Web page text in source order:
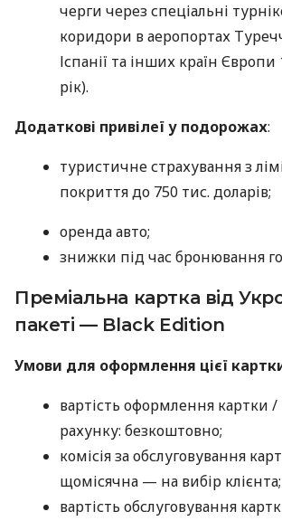
черги через спеціальні
коридори в аеропортах
Іспанії та інших країн Європи
рік).
Додаткові привілеї у подорожах:
туристичне страхування з
покриття до 750 тис. доларів;
оренда авто;
знижки під час бронювання
Преміальна картка від
пакеті — Black Edition
Умови для оформлення цієї
вартість оформлення картки /
рахунку: безкоштовно;
комісія за обслуговування
щомісячна — на вибір клієнта;
вартість обслуговування